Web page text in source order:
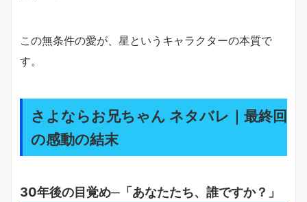
この無条件の愛が、星というキャラクターの本質で
す。
さよならお兄ちゃん ネタバレ｜最終回
の感動の結末
30年後の目覚め─「あなたたち、誰ですか？」